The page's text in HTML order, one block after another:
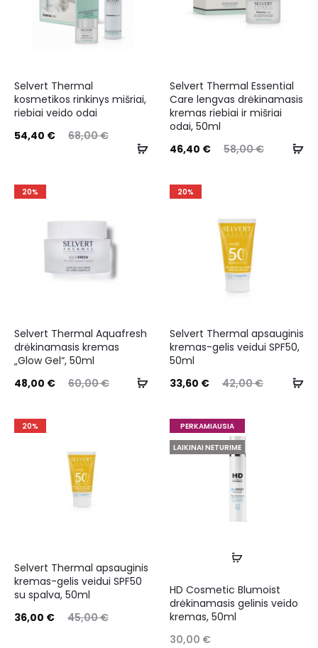
Selvert Thermal
kosmetikos rinkinys mišriai,
riebiai veido odai
68,00€
54,40 €
Selvert Thermal Essential
Care lengvas drėkinamasis
kremas riebiai ir mišriai
odai, 50ml
58,00€
46,40 €
20%
Selvert Thermal Aquafresh
drėkinamasis kremas
„Glow Gel“, 50ml
60,00€
48,00 €
20%
Selvert Thermal apsauginis
kremas-gelis veidui SPF50,
50ml
42,00€
33,60 €
20%
Selvert Thermal apsauginis
kremas-gelis veidui SPF50
su spalva, 50ml
45,00€
36,00 €
PERKAMIAUSIA
LAIKINAI NETURIME
HD Cosmetic Blumoist
drėkinamasis gelinis veido
kremas, 50ml
30,00 €